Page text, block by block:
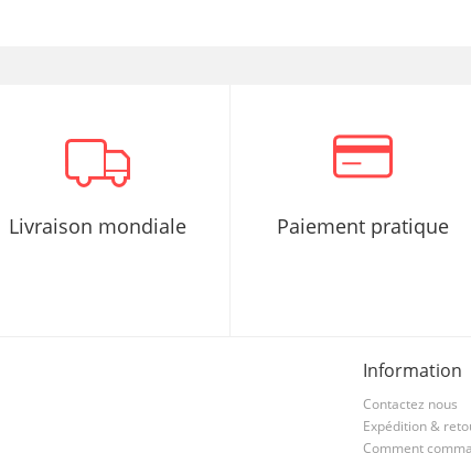
Livraison mondiale Paiement pratique
Information
Contactez nous
Expédition &
Comment